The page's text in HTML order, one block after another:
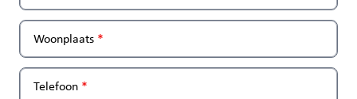
Woonplaats
Telefoon